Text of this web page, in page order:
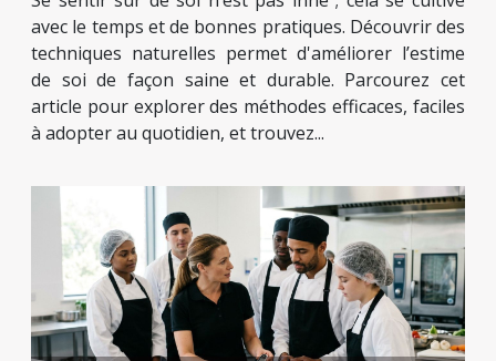
avec le temps et de bonnes pratiques. Découvrir des
techniques naturelles permet d'améliorer l’estime
de soi de façon saine et durable. Parcourez cet
article pour explorer des méthodes efficaces, faciles
à adopter au quotidien, et trouvez...